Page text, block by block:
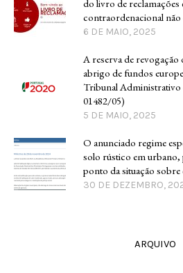
do livro de reclamações
contraordenacional não
6 DE MAIO, 2025
A reserva de
abrigo de fundos
Tribunal Administrativo
01482/05)
5 DE MAIO, 2025
O anunciado regime
solo rústico em urbano,
ponto da situação
30 DE DEZEMBRO,
ARQUIVO